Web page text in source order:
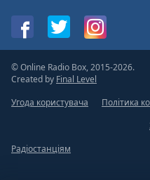
© Online Radio Box, 2015-2026.
Created by Final Level
Угода користувача
Політика
Радіостанціям